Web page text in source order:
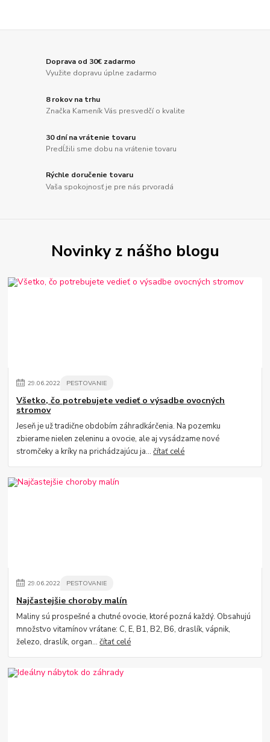
Doprava od 30€ zadarmo
Využite dopravu úplne zadarmo
8 rokov na trhu
Značka Kameník Vás presvedčí o kvalite
30 dní na vrátenie tovaru
Predĺžili sme dobu na vrátenie tovaru
Rýchle doručenie tovaru
Vaša spokojnosť je pre nás prvoradá
Novinky z nášho blogu
29.06.2022 PESTOVANIE
Všetko, čo potrebujete vedieť o výsadbe ovocných
stromov
Jeseň je už tradične obdobím záhradkárčenia. Na pozemku
zbierame nielen zeleninu a ovocie, ale aj vysádzame nové
stromčeky a kríky na prichádzajúcu ja...čítať celé
29.06.2022 PESTOVANIE
Najčastejšie choroby malín
Maliny sú prospešné a chutné ovocie, ktoré pozná každý. Obsahujú
množstvo vitamínov vrátane: C, E, B1, B2, B6, draslík, vápnik,
železo, draslík, organ...čítať celé